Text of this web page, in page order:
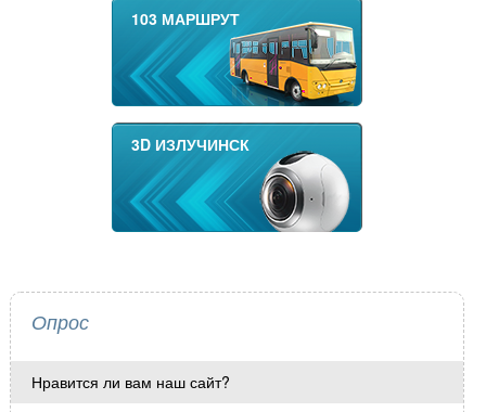
103 МАРШРУТ
3D ИЗЛУЧИНСК
Опрос
Нравится ли вам наш сайт?